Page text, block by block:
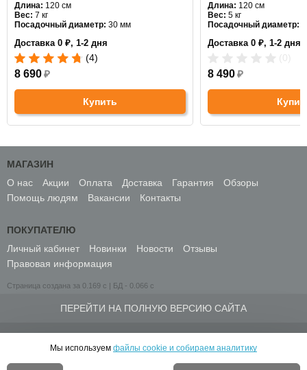
Длина: 120 см
Вес: 7 кг
Посадочный диаметр: 30 мм
Доставка 0 ₽, 1-2 дня
(4)
8 690₽
Купить
Длина: 120 см
Вес: 5 кг
Посадочный диаметр:
Доставка 0 ₽, 1-2 дня
8 490 ₽
МАГАЗИН
О нас
Акции Оплата Доставка Гарантия
Обзоры
Помощь людям
Вакансии Контакты
ПОКУПАТЕЛЮ
Личный кабинет
Новинки Новости
Отзывы
Правовая информация
Страница создана за 0.169 с | БД - 0.066 с
ПЕРЕЙТИ НА ПОЛНУЮ ВЕРСИЮ САЙТА
Мы используем файлы cookie и собираем аналитику